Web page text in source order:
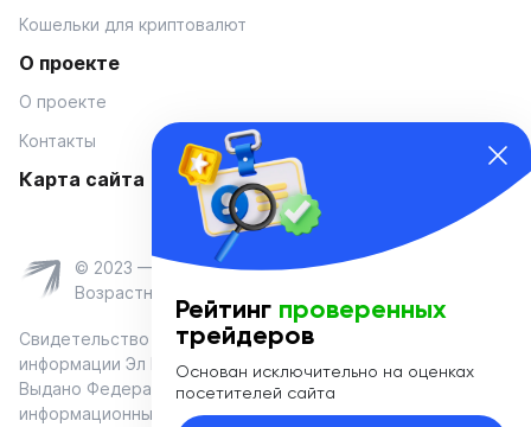
Кошельки для криптовалют
О проекте
О проекте
Контакты
Карта сайта
© 2023 — Coinmania
Возрастное ограничение 16+
Свидетельство о регистрации средства массовой
информации Эл № ФС 77-74908 от «25» января 2019 г.
Выдано Федеральной службой по надзору в сфере связи,
информационных технологий и массовых коммуникаций
Рейтинг проверенных
трейдеров
Основан исключительно на оценках
посетителей сайта